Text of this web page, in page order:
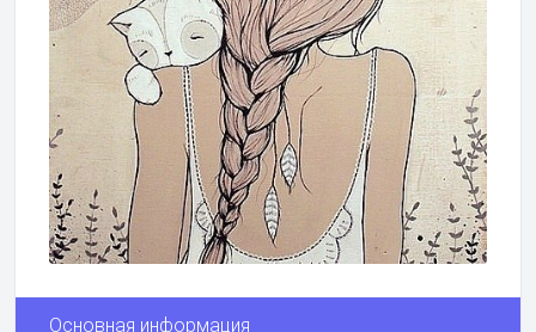
Основная информация